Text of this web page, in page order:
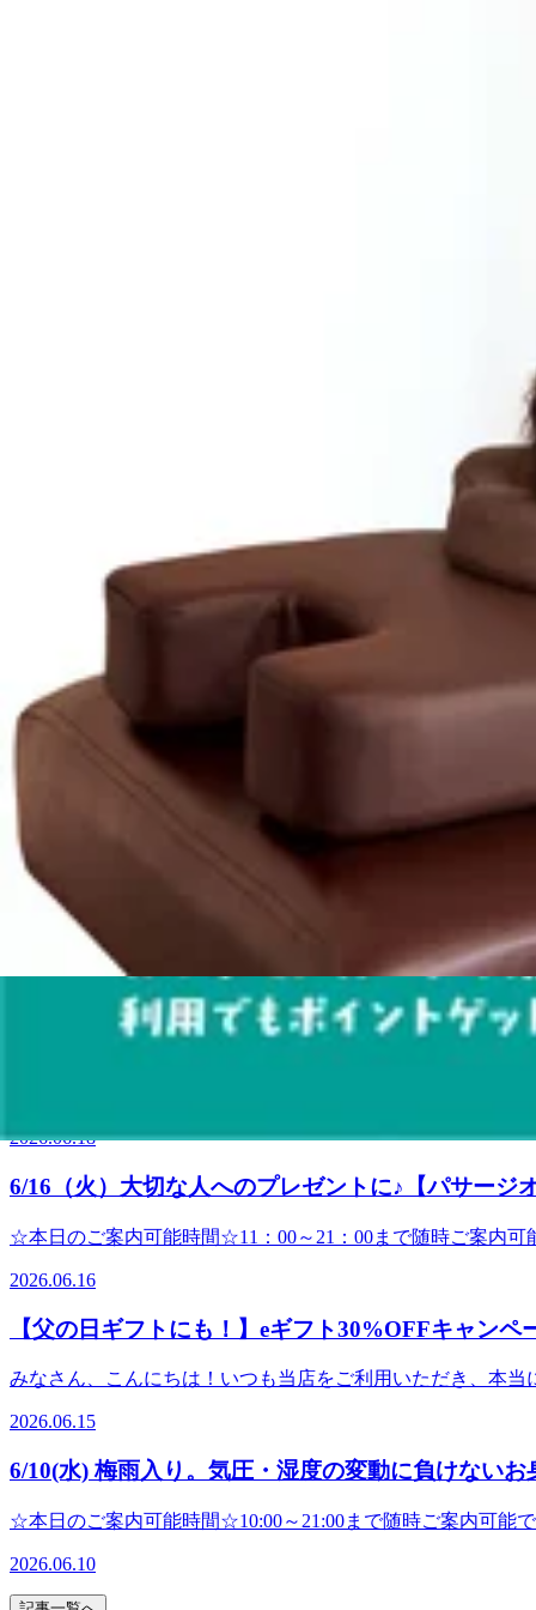
こんにちは!Re.Ra.Kuパサージオ西新井店です。暑い日が
ンペーン」がはじまっています！7月18日（土）～7月31日
「happy2026」の事前適用が必要ですさらに、リラクペイ
ャージする前にコードの入力が必要ですのでお忘れなく☆
ポイントをお支払い時に利用することもできます。チャー
みにご自身のお身体も労ってあげるのも大事ですよ♪お得
トケアに加え、様々なオプションメニューもご用意してお
させて頂きますのでお気軽にご来店下さいね♪Re.Ra.Kuで
♪★☆★☆★☆★☆★☆★☆★☆★☆★☆★☆★☆★☆★☆★☆★マッサージ
パサージオ西新井店&lt;住所&gt;西新井駅から徒歩3分!!〒
7/16(木) －５℃の炭酸泡でスッキリ爽快に☆【
☆本日のご案内可能時間☆11:00～21:00まで随時ご案内可能
14:50※30分コースの場合)出勤スタッフ:福邉・小田
井店です。今日も朝から暑いですね...；室内と室外での温
してお身体の負担を減らしてあげましょう。身体をほぐす
す!冷たさは一瞬で終わったあとはスッキリして気持ちがい
所に合ったコースをご一緒に考えていきます
チ】を取り入れたリラク系ボディケアRe.Ra.Kuパサージオ
7/14(火) 暑い日は爽快ヘッドスパでスッキリ快適
☆本日のご案内可能時間☆出勤スタッフ:福邉・石井・石田
随時ご案内可能です。(最終受付14:50※30分コースの場合
されないようお気をつけ下さい。こまめに水分補給をした
い日にはピッタリです!ハンドケアやフットケアにもオスス
えていきます^^みなさまのご来店心よりお待ちし
関節ストレッチ】を取り入れたリラク系ボディケア
時間&gt;10:00～21:00
7/1(水) 今日から7月！夏は爽快ヘッドスパでリフレ
☆本日のご案内可能時間☆13:00～21:00まで随時ご案内可
く感じている方もいるのでは？リラクでぜひお身体全体を
快です！ 二酸化炭素が皮膚に吸収され、酸素を供給しよう
に届きやすくなります。お身体全体が涼しくスッキリしま
りの分子を嗅覚がキャッチすると感情・本能への働きかけ
けでなく、フットケアやハンドケアに追加するのもオスス
スに10分から追加することもできますよ☆ 予約時にメニュ
お越しくださいね。お疲れが40%くらいの方は30分コース
待ちしています
ケア♪Re.Ra.Kuパサージオ西新井店&lt;住所&gt;西新井駅から
2026.07.01
6/26(金) カラダ応援キャンペーンで最大42%増額♪
☆本日のご案内可能時間☆12:00～21:00まで随時ご案内可能
-----------------------------------------------------------------------こんに
42％増額となります！ チャージ額● 70,000円以上 ： 42％
100,000円分に！37,000円チャージで、50,000円分に24,000
適用が必要チャージする前にコードの入力が必要ですので
ードって？】Re.Ra.Kuのお店で使えるプリペイド式のカー
チャージの日から150日間ポイント有効期限：ポイント取
コース】●ボディケア：全身のもみほぐしで、血行と老廃
活性化を促します。●リフレッシュコース：ボディケアに
し、眼精疲労の緩和を促します。●ネックリンパケア：温
ームを使ってほぐします。●おなかケア：腸の動きの活性
パサージオ西新井店&lt;住所&gt;西新井駅から徒歩3分!!〒
2026.06.26
【販売開始4日間で100万円販売突破】30%OFFの
【30%OFF】＼4日で100万円販売突破！／大好評につき上
か？ ただいま開催中の期間限定キャンペーンですが、おか
第、期間内であっても予告なくキャンペーンを終了とさせ
い！ ───────────────────︎期間限定30％OFFキャンペ
し次第、早期終了する場合がございます。 10,000円
6/18（木）様々なオプションメニューがありますよ
す。お身体を元気に保つためにも、しっかりケアしていき
ッドスパ：頭皮や目の周りをほぐし、眼精疲労の緩和を促
ら手のひらまで、香りの良いクリームを使ってほぐします
いただきますので、気ままにお越しくださいね。お疲れが
す。 皆さまのご来店、心よりお待ちしています
2026.06.18
6/16（火）大切な人へのプレゼントに♪【パサージ
☆本日のご案内可能時間☆11：00～21：00まで随時ご案内
なキャンペーン実施中です！！大切な人へ“癒やしの時間”
ど、たまには心も体もリフレッシュできる時間」を大切な
（日）の16日間！特典内容：3,000円以上のeギフトチケット
気になる方にもおすすめです＾＾ヘッドスパだけでなくフッ
コースを提案いたします。みなさまのご来店心よりお待ち
Re.Ra.Kuパサージオ西新井店&lt;住所&gt;西新井駅から徒歩3
2026.06.16
【父の日ギフトにも！】eギフト30%OFFキャンペ
みなさん、こんにちは！いつも当店をご利用いただき、本
から、スマホで簡単にリラクゼーション体験が贈れる「eギ
13日（土）〜 6月28日（日）の16日間！特典内容：3,000円
ます）利用可能店舗：当店をはじめとする対象のRe.Ra.Ku店
は、いつもお仕事や家事を頑張っているお父さんに「お疲
ギフトなので、遠方に住んでいてなかなか会えないお父さ
れくさくて言えない感謝の気持ちもバッチリ伝わりますよ
ケットを選んで、クレジットカードで決済するだけ！ （Visa
2026.06.15
6/10(水) 梅雨入り。気圧・湿度の変動に負けないお
☆本日のご案内可能時間☆10:00～21:00まで随時ご案内可能
オ西新井店です。関東甲信も梅雨入りし、すっきりしない
いこの時期は、お身体のメンテナンスをしていきましょう
2026.06.10